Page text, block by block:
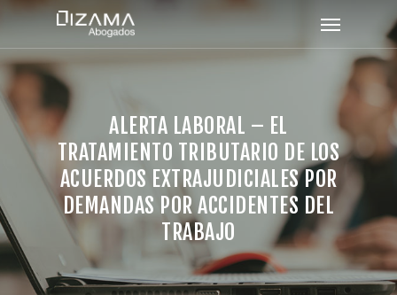
ALERTA LABORAL – EL
TRATAMIENTO TRIBUTARIO DE LOS
ACUERDOS EXTRAJUDICIALES POR
DEMANDAS POR ACCIDENTES DEL
TRABAJO